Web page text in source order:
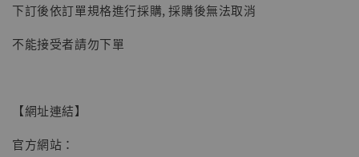
下訂後依訂單規格進行採購, 採購後無法取消
不能接受者請勿下單
【網址連結】
官方網站：